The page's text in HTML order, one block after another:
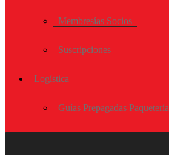
Membresías Socios
Suscripciones
Logística
Guías Prepagadas Paquetería